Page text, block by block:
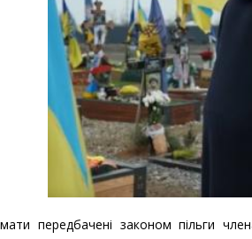
передбачені законом пільги